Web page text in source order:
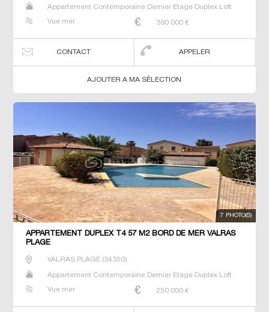
Appartement Contemporaine Dernier Etage Duplex Loft
Vue mer
390 000 €
CONTACT APPELER
AJOUTER A MA SÉLECTION
7 PHOTO(S)
APPARTEMENT DUPLEX T4 57 M2 BORD DE MER VALRAS
PLAGE
VALRAS PLAGE(34350)
Appartement Contemporaine Dernier Etage Duplex Loft
Vue mer
250 000 €